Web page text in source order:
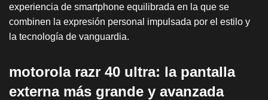
experiencia de smartphone equilibrada en la que se
combinen la expresión personal impulsada por el estilo y
la tecnología de vanguardia.
motorola razr 40 ultra: la pantalla
externa más grande y avanzada